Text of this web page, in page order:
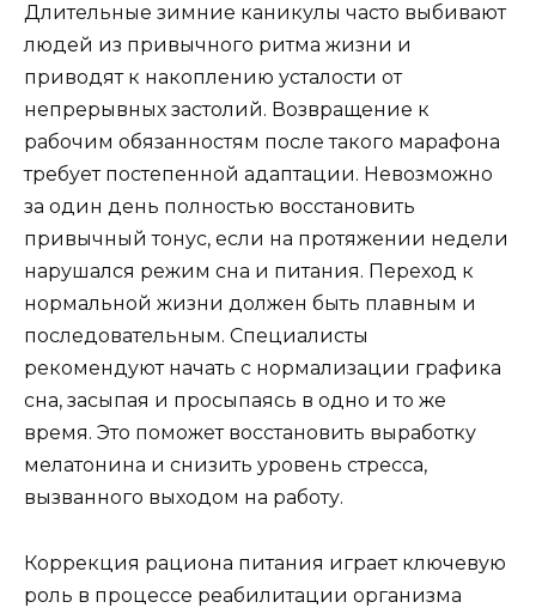
Длительные зимние каникулы часто выбивают
людей из привычного ритма жизни и
приводят к накоплению усталости от
непрерывных застолий. Возвращение к
рабочим обязанностям после такого марафона
требует постепенной адаптации. Невозможно
за один день полностью восстановить
привычный тонус, если на протяжении недели
нарушался режим сна и питания. Переход к
нормальной жизни должен быть плавным и
последовательным. Специалисты
рекомендуют начать с нормализации графика
сна, засыпая и просыпаясь в одно и то же
время. Это поможет восстановить выработку
мелатонина и снизить уровень стресса,
вызванного выходом на работу.
Коррекция рациона питания играет ключевую
роль в процессе реабилитации организма